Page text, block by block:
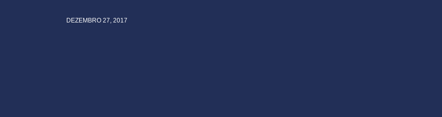
DEZEMBRO 27, 2017